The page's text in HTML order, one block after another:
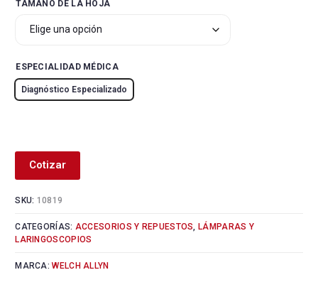
TAMAÑO DE LA HOJA
ESPECIALIDAD MÉDICA
Diagnóstico Especializado
Cotizar
SKU: 10819
CATEGORÍAS: ACCESORIOS Y REPUESTOS ,LÁMPARAS Y
LARINGOSCOPIOS
MARCA:WELCH ALLYN